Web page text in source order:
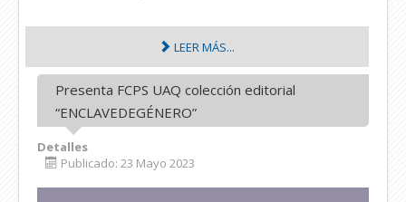
LEER MÁS...
Presenta FCPS UAQ colección editorial
“ENCLAVEDEGÉNERO”
Detalles
Publicado: 23 Mayo 2023